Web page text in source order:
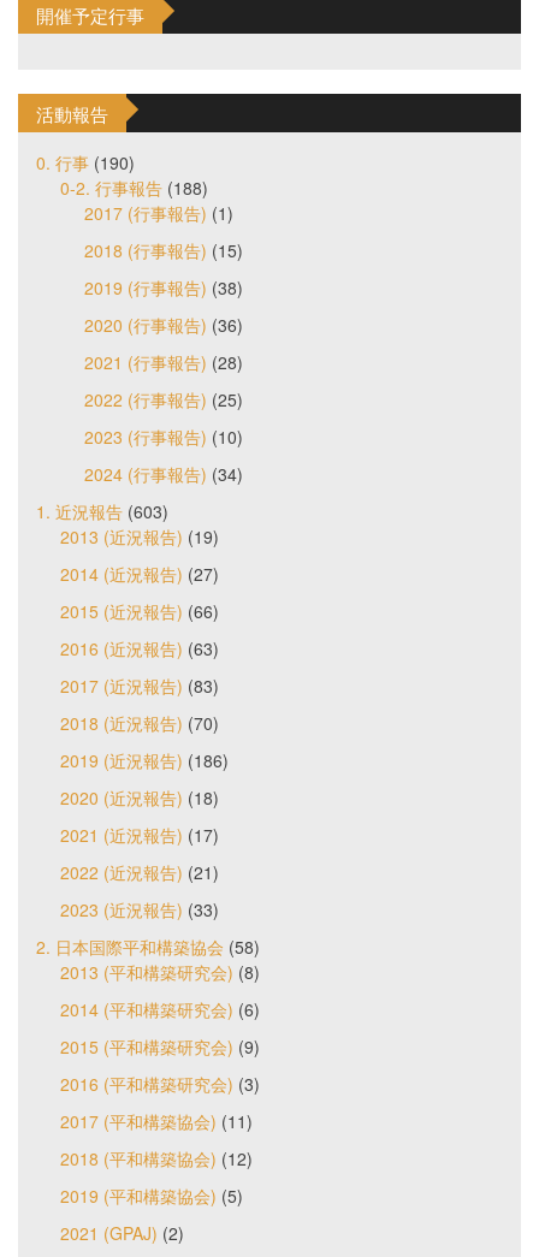
開催予定行事
活動報告
0. 行事 (190)
0-2. 行事報告 (188)
2017 (行事報告) (1)
2018 (行事報告) (15)
2019 (行事報告) (38)
2020 (行事報告) (36)
2021 (行事報告) (28)
2022 (行事報告) (25)
2023 (行事報告) (10)
2024 (行事報告) (34)
1. 近況報告 (603)
2013 (近況報告) (19)
2014 (近況報告) (27)
2015 (近況報告) (66)
2016 (近況報告) (63)
2017 (近況報告) (83)
2018 (近況報告) (70)
2019 (近況報告) (186)
2020 (近況報告) (18)
2021 (近況報告) (17)
2022 (近況報告) (21)
2023 (近況報告) (33)
2. 日本国際平和構築協会 (58)
2013 (平和構築研究会) (8)
2014 (平和構築研究会) (6)
2015 (平和構築研究会) (9)
2016 (平和構築研究会) (3)
2017 (平和構築協会) (11)
2018 (平和構築協会) (12)
2019 (平和構築協会) (5)
2021 (GPAJ) (2)